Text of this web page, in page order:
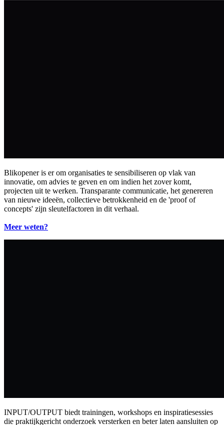
Blikopener is er om organisaties te sensibiliseren op vlak van
innovatie, om advies te geven en om indien het zover komt,
projecten uit te werken. Transparante communicatie, het genereren
van nieuwe ideeën, collectieve betrokkenheid en de 'proof of
concepts' zijn sleutelfactoren in dit verhaal.
Meer weten?
INPUT/OUTPUT biedt trainingen, workshops en inspiratiesessies
die praktijkgericht onderzoek versterken en beter laten aansluiten op